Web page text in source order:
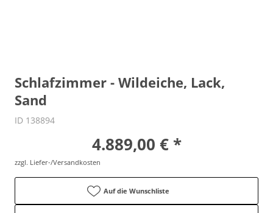
Schlafzimmer - Wildeiche, Lack,
Sand
ID 138894
4.889,00 € *
zzgl. Liefer-/Versandkosten
Auf die Wunschliste